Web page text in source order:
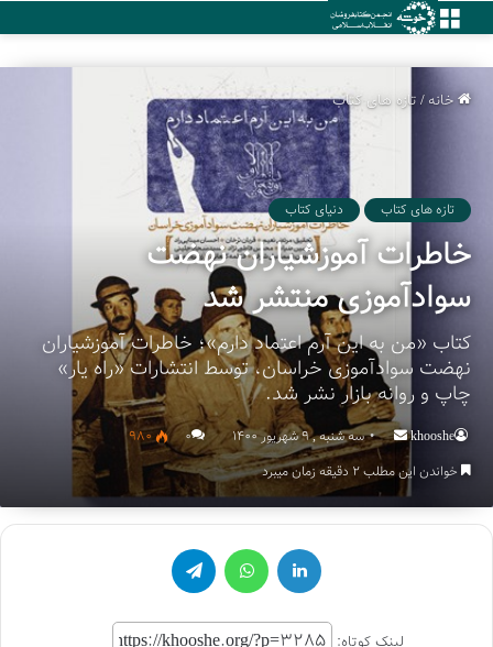
منو
خانه/تازه های کتاب
تازه های کتاب دنیای کتاب
خاطرات آموزشیاران نهضت
سوادآموزی منتشر شد
کتاب «من به این آرم اعتماد دارم»؛ خاطرات آموزشیاران
نهضت سوادآموزی خراسان، توسط انتشارات «راه یار»
چاپ و روانه بازار نشر شد.
khooshe
Send
an
email
سه شنبه , 9 شهریور 1400 ۰
980
خواندن این مطلب 2 دقیقه زمان میبرد
لینکدین واتس آپ تلگرام
لینک کوتاه: